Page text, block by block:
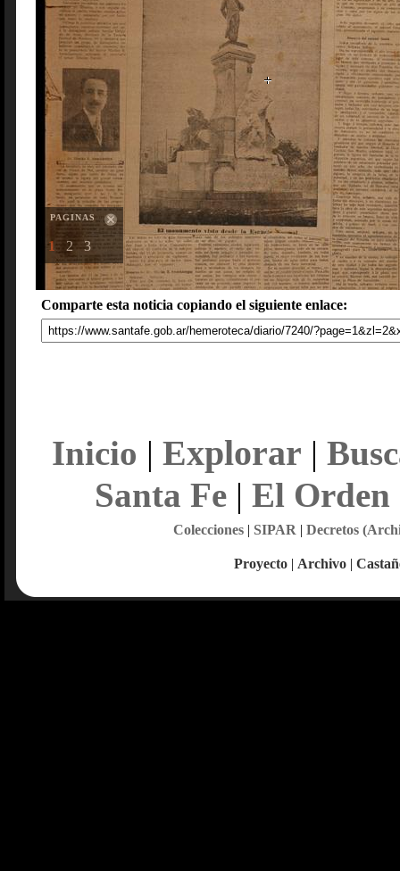
PAGINAS
1 2 3
Comparte esta noticia copiando el siguiente enlace:
Inicio | Explorar |
Santa Fe| El Orden
Colecciones| SIPAR | Decretos
Proyecto | Archivo |